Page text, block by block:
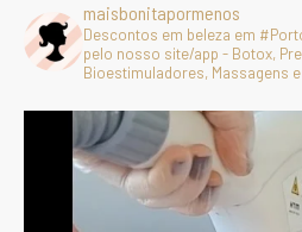
maisbonitapormenos
Descontos em beleza em
pelo nosso site/app - Botox,
Bioestimuladores, Massagens